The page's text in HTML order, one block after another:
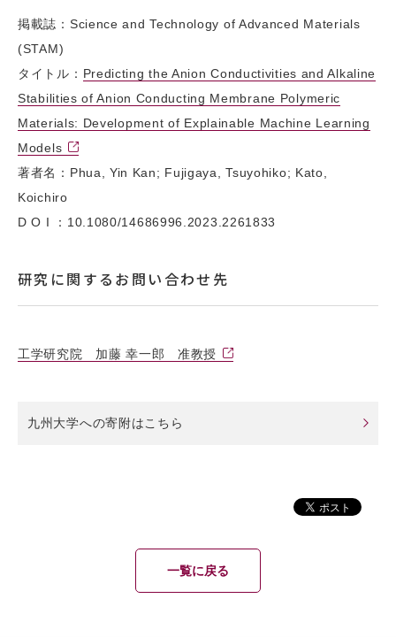
掲載誌：Science and Technology of Advanced Materials
(STAM)
タイトル： Predicting the Anion Conductivities and Alkaline
Stabilities of Anion Conducting Membrane Polymeric
Materials: Development of Explainable Machine Learning
Models
著者名：Phua, Yin Kan; Fujigaya, Tsuyohiko; Kato,
Koichiro
D O I ：10.1080/14686996.2023.2261833
研究に関するお問い合わせ先
工学研究院 加藤 幸一郎 准教授
九州大学への寄附はこちら
一覧に戻る